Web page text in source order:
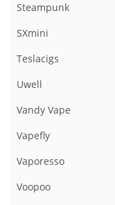
Steampunk
SXmini
Teslacigs
Uwell
Vandy Vape
Vapefly
Vaporesso
Voopoo